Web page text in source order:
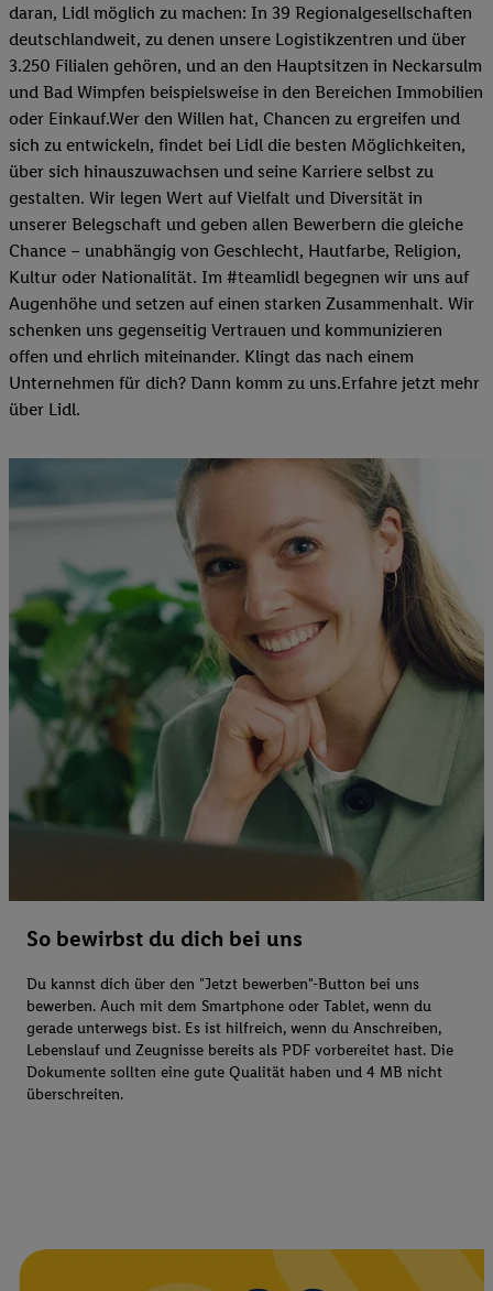
daran, Lidl möglich zu machen: In 39 Regionalgesellschaften
deutschlandweit, zu denen unsere Logistikzentren und über
3.250 Filialen gehören, und an den Hauptsitzen in Neckarsulm
und Bad Wimpfen beispielsweise in den Bereichen Immobilien
oder Einkauf.Wer den Willen hat, Chancen zu ergreifen und
sich zu entwickeln, findet bei Lidl die besten Möglichkeiten,
über sich hinauszuwachsen und seine Karriere selbst zu
gestalten. Wir legen Wert auf Vielfalt und Diversität in
unserer Belegschaft und geben allen Bewerbern die gleiche
Chance – unabhängig von Geschlecht, Hautfarbe, Religion,
Kultur oder Nationalität. Im #teamlidl begegnen wir uns auf
Augenhöhe und setzen auf einen starken Zusammenhalt. Wir
schenken uns gegenseitig Vertrauen und kommunizieren
offen und ehrlich miteinander. Klingt das nach einem
Unternehmen für dich? Dann komm zu uns.​Erfahre jetzt mehr
über Lidl.
So bewirbst du dich bei uns
Du kannst dich über den "Jetzt bewerben"-Button bei uns
bewerben. Auch mit dem Smartphone oder Tablet, wenn du
gerade unterwegs bist. Es ist hilfreich, wenn du Anschreiben,
Lebenslauf und Zeugnisse bereits als PDF vorbereitet hast. Die
Dokumente sollten eine gute Qualität haben und 4 MB nicht
überschreiten.